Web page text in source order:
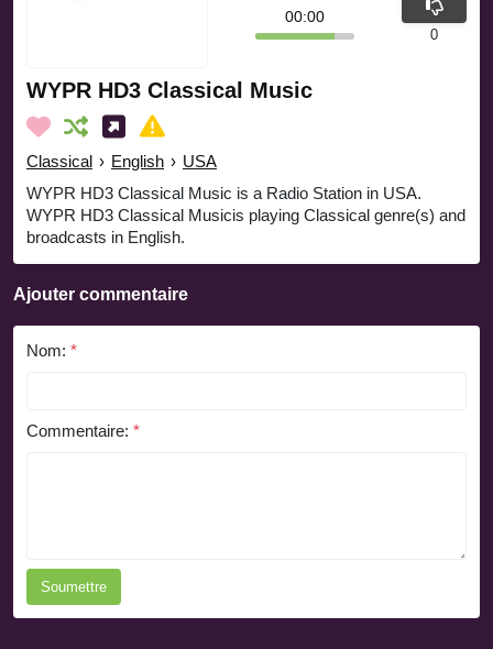
WYPR HD3 Classical Music
Classical › English › USA
WYPR HD3 Classical Music is a Radio Station in USA.
WYPR HD3 Classical Musicis playing Classical genre(s) and
broadcasts in English.
00:00
0
Ajouter commentaire
Nom: *
Commentaire: *
Soumettre